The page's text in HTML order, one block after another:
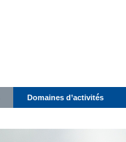
Domaines d’activités